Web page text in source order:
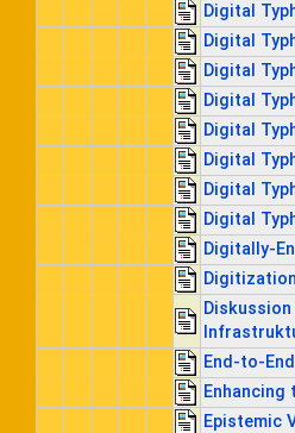
Digital
Digital
Digital
Digital
Digital
Digital
Digital
Digital
Digitally-
End-to-
Enhancing
Epistemic